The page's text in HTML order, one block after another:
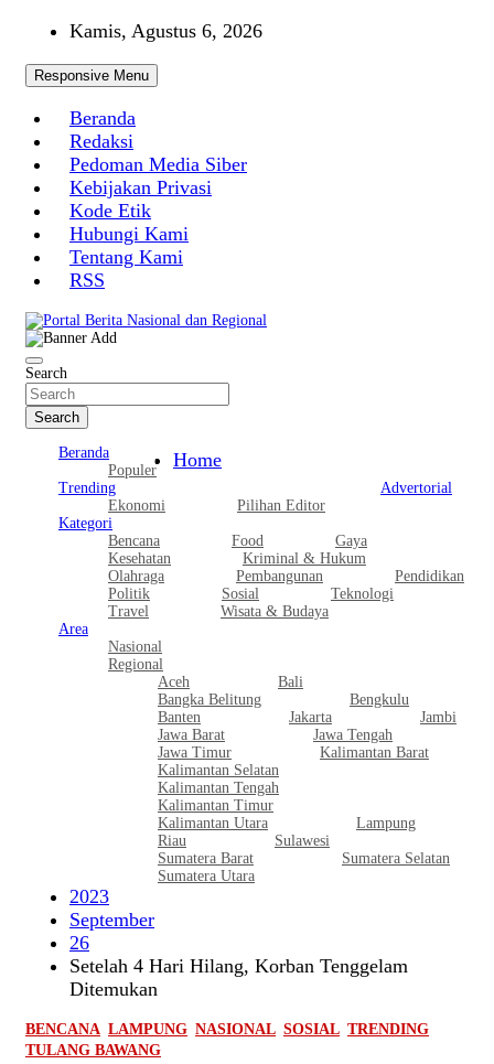
content
Kamis, Agustus 6, 2026
Responsive Menu
Beranda
Redaksi
Pedoman Media Siber
Kebijakan Privasi
Kode Etik
Hubungi Kami
Tentang Kami
RSS
Portal Berita Nasional dan Regional
Search
Search
Beranda
Populer
Trending
Ekonomi
Pilihan Editor
Advertorial
Kategori
Bencana
Food
Gaya
Kesehatan
Kriminal & Hukum
Olahraga
Pembangunan
Pendidikan
Politik
Sosial
Teknologi
Travel
Wisata & Budaya
Area
Nasional
Regional
Aceh
Bali
Bangka Belitung
Bengkulu
Banten
Jakarta
Jambi
Jawa Barat
Jawa Tengah
Jawa Timur
Kalimantan Barat
Kalimantan Selatan
Kalimantan Tengah
Kalimantan Timur
Kalimantan Utara
Lampung
Riau
Sulawesi
Sumatera Barat
Sumatera Selatan
Sumatera Utara
Home
2023
September
26
Setelah 4 Hari Hilang, Korban Tenggelam
Ditemukan
BENCANA LAMPUNG NASIONAL SOSIAL TRENDING
TULANG BAWANG